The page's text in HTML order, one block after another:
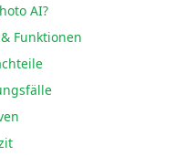
AI?
Funktionen